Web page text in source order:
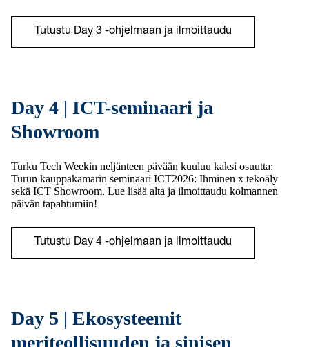
Tutustu Day 3 -ohjelmaan ja ilmoittaudu
Day 4 | ICT-seminaari ja
Showroom
Turku Tech Weekin neljänteen pävään kuuluu kaksi osuutta:
Turun kauppakamarin seminaari ICT2026: Ihminen x tekoäly
sekä ICT Showroom. Lue lisää alta ja ilmoittaudu kolmannen
päivän tapahtumiin!
Tutustu Day 4 -ohjelmaan ja ilmoittaudu
Day 5 | Ekosysteemit